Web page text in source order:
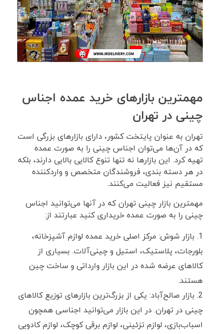
مهمترین بازارهای خرید عمده اجناس
چینی در تهران
تهران به عنوان پایتخت کشور، دارای بازارهای بزرگی است
که در آن‌ها می‌توان اجناس چینی را به صورت عمده
تهیه کرد. این بازارها نه‌ تنها تنوع کالایی بالایی دارند، بلکه
در هر دسته ‌بندی، فروشندگان متخصص و واردکننده
مستقیم نیز فعالیت می‌کنند.
مهمترین بازار چینی تهران که در آنها می‌توانید اجناس
چینی را به صورت عمده خریداری کنید عبارتند از:
بازار شوش: مرکز اصلی خرید عمده لوازم آشپزخانه،
بلورجات، پلاستیک، استیل و چینی‌آلات. بسیاری از
کالاهای عرضه ‌شده در این بازار وارداتی و ساخت چین
هستند.
بازار صالح‌آباد: یکی از بزرگ‌ترین بازارهای توزیع کالاهای
چینی در تهران. در این بازار می‌توانید اجناسی همچون
اسباب‌بازی، لوازم تزئینی، لوازم برقی کوچک، لوازم کادویی